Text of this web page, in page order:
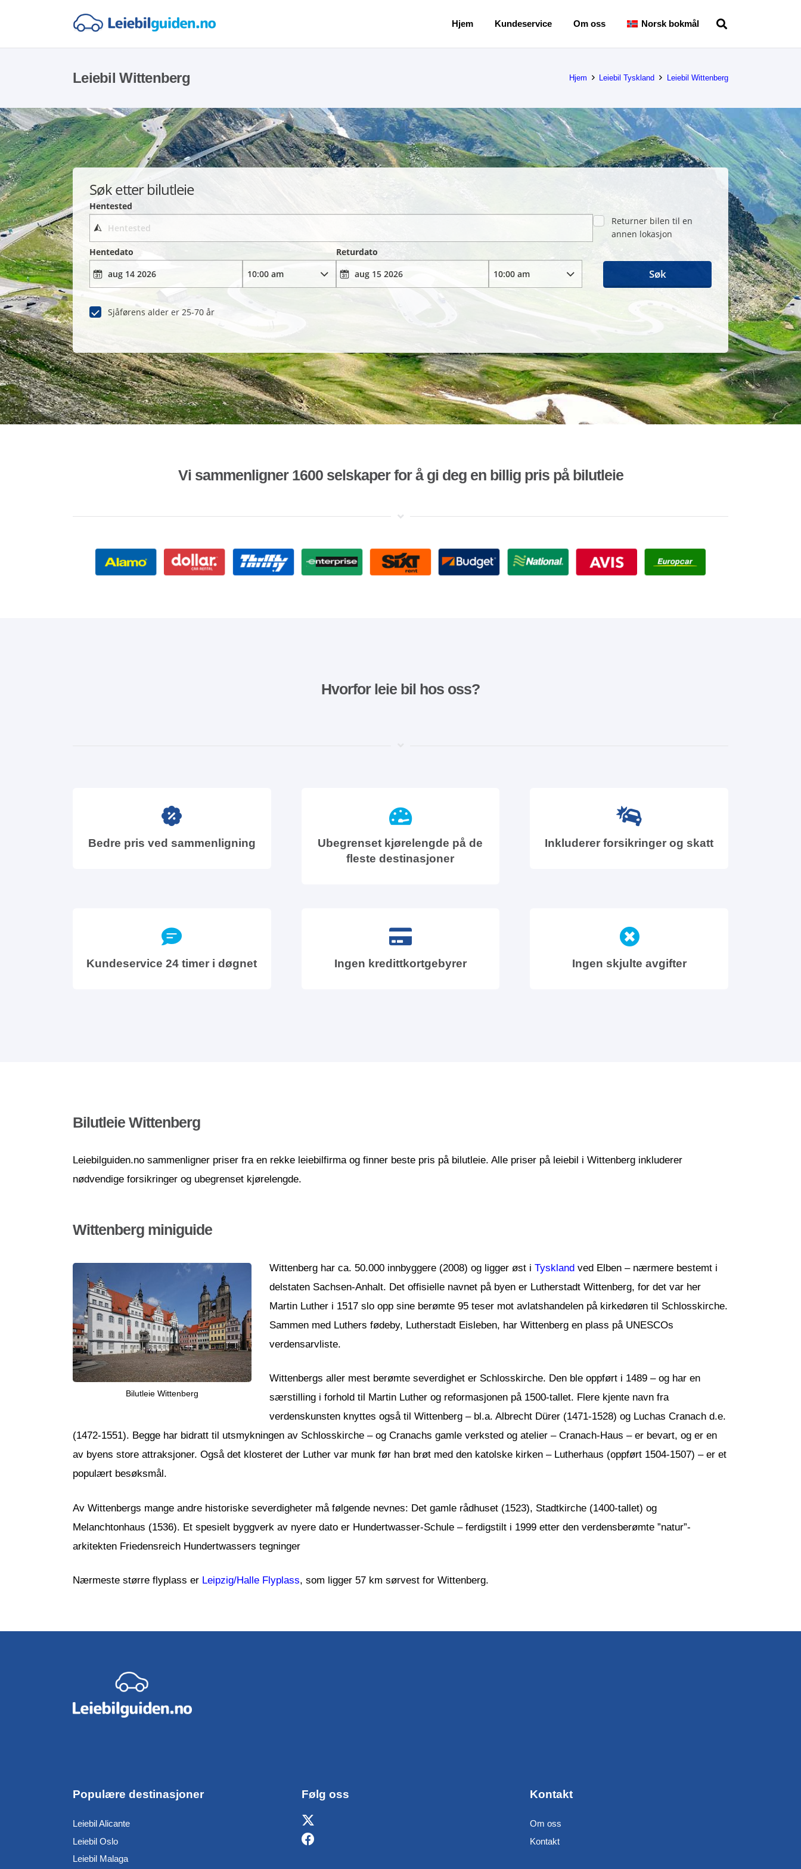
Hjem Kundeservice Om oss Norsk bokmål
Leiebil Wittenberg Hjem Leiebil Tyskland Leiebil Wittenberg
Søk etter bilutleie
Hentested
Returner bilen til en
annen lokasjon
Hentedato
Returdato
Sjåførens alder er 25-70 år
Søk
Vi sammenligner 1600 selskaper for å gi deg en billig pris på bilutleie
Hvorfor leie bil hos oss?
Bedre pris ved sammenligning
Ubegrenset kjørelengde på de
fleste destinasjoner
Inkluderer forsikringer og skatt
Kundeservice 24 timer i døgnet Ingen kredittkortgebyrer Ingen skjulte avgifter
Bilutleie Wittenberg
Leiebilguiden.no sammenligner priser fra en rekke leiebilfirma og finner beste pris på bilutleie. Alle priser på leiebil i Wittenberg inkluderer
nødvendige forsikringer og ubegrenset kjørelengde.
Wittenberg miniguide
Bilutleie Wittenberg
Wittenberg har ca. 50.000 innbyggere (2008) og ligger øst i Tyskland ved Elben – nærmere bestemt i
delstaten Sachsen-Anhalt. Det offisielle navnet på byen er Lutherstadt Wittenberg, for det var her
Martin Luther i 1517 slo opp sine berømte 95 teser mot avlatshandelen på kirkedøren til Schlosskirche.
Sammen med Luthers fødeby, Lutherstadt Eisleben, har Wittenberg en plass på UNESCOs
verdensarvliste.
Wittenbergs aller mest berømte severdighet er Schlosskirche. Den ble oppført i 1489 – og har en
særstilling i forhold til Martin Luther og reformasjonen på 1500-tallet. Flere kjente navn fra
verdenskunsten knyttes også til Wittenberg – bl.a. Albrecht Dürer (1471-1528) og Luchas Cranach d.e.
(1472-1551). Begge har bidratt til utsmykningen av Schlosskirche – og Cranachs gamle verksted og atelier – Cranach-Haus – er bevart, og er en
av byens store attraksjoner. Også det klosteret der Luther var munk før han brøt med den katolske kirken – Lutherhaus (oppført 1504-1507) – er et
populært besøksmål.
Av Wittenbergs mange andre historiske severdigheter må følgende nevnes: Det gamle rådhuset (1523), Stadtkirche (1400-tallet) og
Melanchtonhaus (1536). Et spesielt byggverk av nyere dato er Hundertwasser-Schule – ferdigstilt i 1999 etter den verdensberømte ”natur”-
arkitekten Friedensreich Hundertwassers tegninger
Nærmeste større flyplass er Leipzig/Halle Flyplass, som ligger 57 km sørvest for Wittenberg.
Populære destinasjoner
Leiebil Alicante
Leiebil Oslo
Leiebil Malaga
Følg oss Kontakt
Om oss
Kontakt